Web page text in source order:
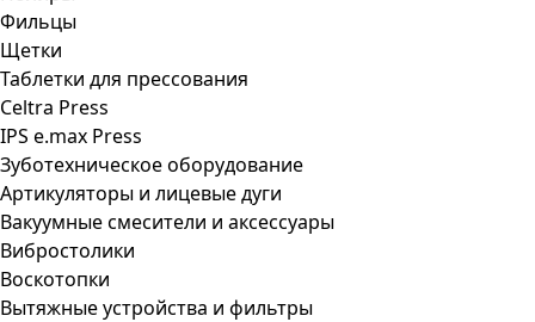
Фильцы
Щетки
Таблетки для прессования
Celtra Press
IPS e.max Press
Зуботехническое оборудование
Артикуляторы и лицевые дуги
Вакуумные смесители и аксессуары
Вибростолики
Воскотопки
Вытяжные устройства и фильтры